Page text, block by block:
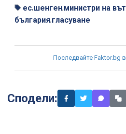
ес,шенген,министри на
българия,гласуване
Последвайте Faktor.bg в
Сподели: